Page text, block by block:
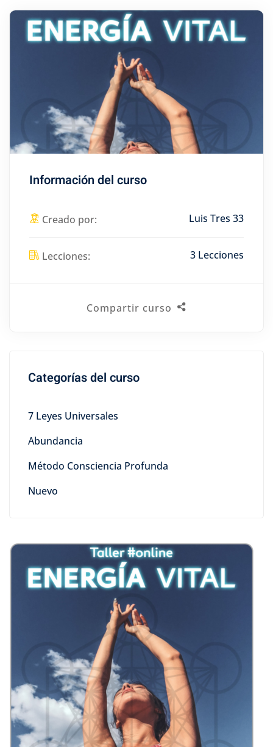
Información del curso
Creado por: Luis Tres 33
Lecciones: 3 Lecciones
Compartir curso
Categorías del curso
7 Leyes Universales
Abundancia
Método Consciencia Profunda
Nuevo